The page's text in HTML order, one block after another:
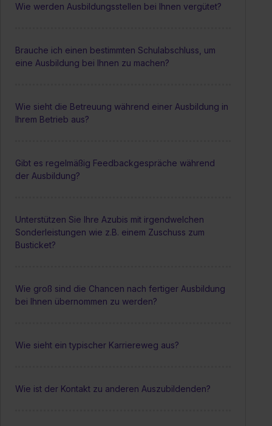
Wie werden Ausbildungsstellen bei Ihnen vergütet?
Brauche ich einen bestimmten Schulabschluss, um
eine Ausbildung bei Ihnen zu machen?
Wie sieht die Betreuung während einer Ausbildung in
Ihrem Betrieb aus?
Gibt es regelmäßig Feedbackgespräche während
der Ausbildung?
Unterstützen Sie Ihre Azubis mit irgendwelchen
Sonderleistungen wie z.B. einem Zuschuss zum
Busticket?
Wie groß sind die Chancen nach fertiger Ausbildung
bei Ihnen übernommen zu werden?
Wie sieht ein typischer Karriereweg aus?
Wie ist der Kontakt zu anderen Auszubildenden?